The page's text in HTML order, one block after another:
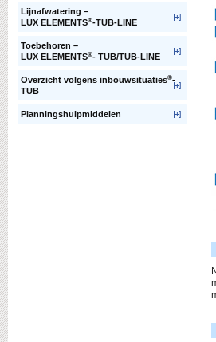
Lijnafwatering –
LUX ELEMENTS®-TUB-LINE
Toebehoren –
LUX ELEMENTS®- TUB/TUB-LINE
Overzicht volgens inbouwsituaties®-
TUB
Planningshulpmiddelen